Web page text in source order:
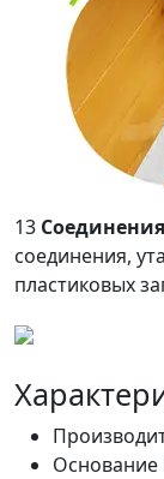
13 Соединения
соединения,
пластиковых
Основание